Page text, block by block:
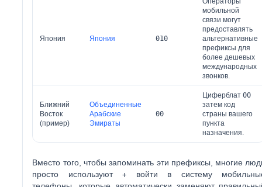
Япония Япония 010
мобильной
связи могут
предоставлять
альтернативные
префиксы для
более дешевых
международных
звонков.
Ближний
Восток
(пример)
Объединенные
Арабские
Эмираты
00
Циферблат00
затем код
страны вашего
пункта
назначения.
Вместо того, чтобы запоминать эти префиксы, многие
просто используют+ войти в систему